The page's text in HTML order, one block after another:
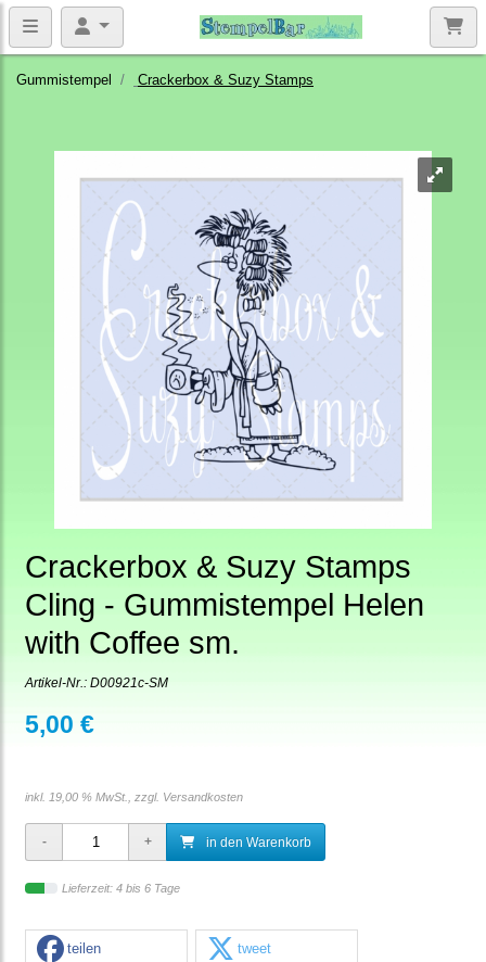
Gummistempel Crackerbox & Suzy Stamps
Crackerbox & Suzy Stamps
Cling - Gummistempel Helen
with Coffee sm.
Artikel-Nr.: D00921c-SM
5,00 €
inkl. 19,00 % MwSt., zzgl. Versandkosten
in den Warenkorb
Lieferzeit: 4 bis 6 Tage
teilen tweet